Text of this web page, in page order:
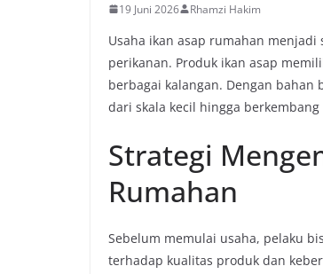
19 Juni 2026 Rhamzi Hakim
Usaha ikan asap rumahan
perikanan. Produk ikan asap
berbagai kalangan. Dengan
dari skala kecil hingga
Strategi
Rumahan
Sebelum memulai usaha, pelaku
terhadap kualitas produk dan